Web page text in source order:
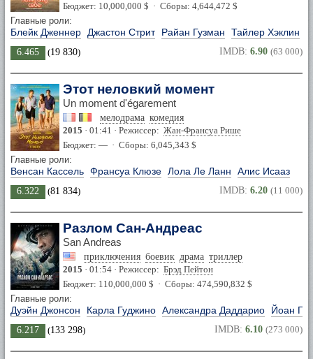
Бюджет: 10,000,000 $ · Сборы: 4,644,472 $
Главные роли:
Блейк Дженнер Джастон Стрит Райан Гузман Тайлер Хэклин
6.465 (19 830) IMDB: 6.90 (63 000)
Этот неловкий момент
Un moment d'égarement
мелодрама комедия
2015 · 01:41 · Режиссер: Жан-Франсуа Рише
Бюджет: — · Сборы: 6,045,343 $
Главные роли:
Венсан Кассель Франсуа Клюзе Лола Ле Ланн Алис Исааз
6.322 (81 834) IMDB: 6.20 (11 000)
Разлом Сан-Андреас
San Andreas
приключения боевик драма триллер
2015 · 01:54 · Режиссер: Брэд Пейтон
Бюджет: 110,000,000 $ · Сборы: 474,590,832 $
Главные роли:
Дуэйн Джонсон Карла Гуджино Александра Даддарио Йоан
6.217 (133 298) IMDB: 6.10 (273 000)